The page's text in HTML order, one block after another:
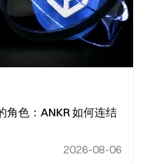
色：ANKR 如何连结
2026-08-06